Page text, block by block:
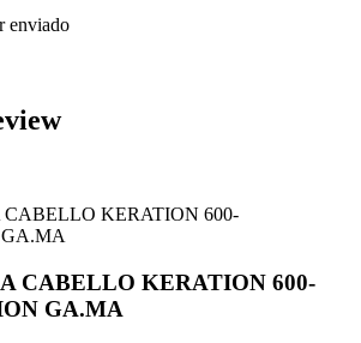
enviado
CABELLO KERATION 600-
GA.MA